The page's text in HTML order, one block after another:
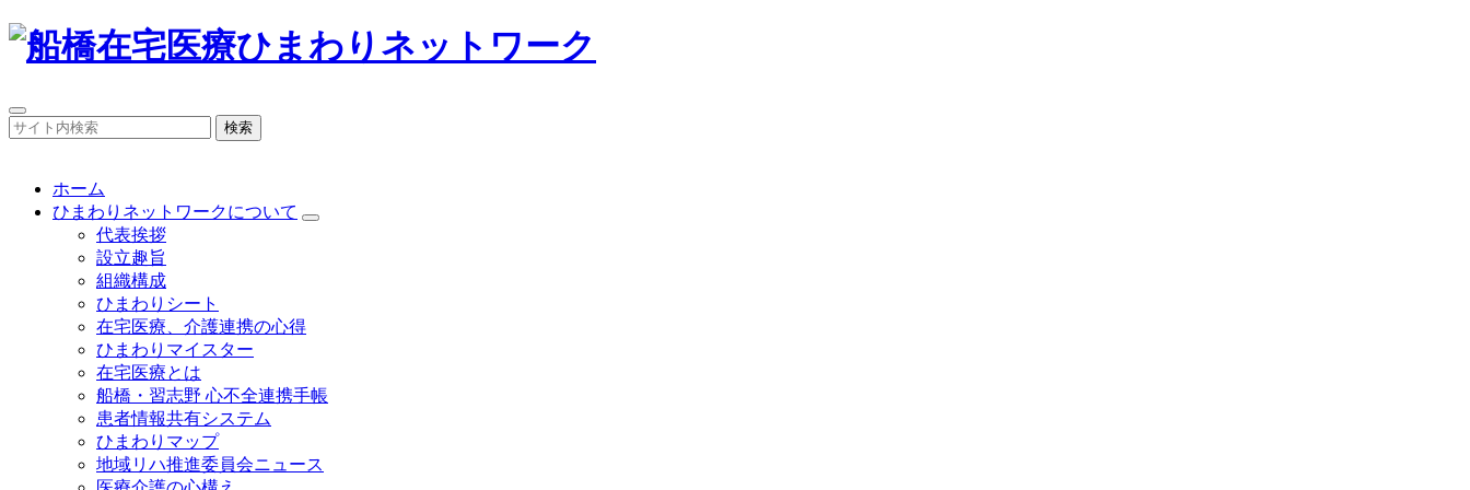
検索
ホーム
ひまわりネットワークについて
代表挨拶
設立趣旨
組織構成
ひまわりシート
在宅医療、介護連携の心得
ひまわりマイスター
在宅医療とは
船橋・習志野 心不全連携手帳
患者情報共有システム
ひまわりマップ
地域リハ推進委員会ニュース